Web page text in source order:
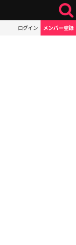
ログイン メンバー登録